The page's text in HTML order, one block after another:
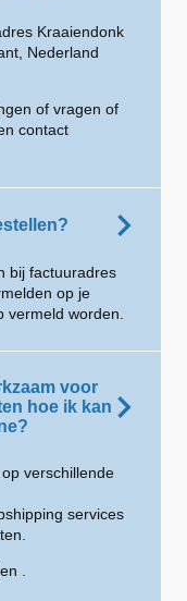
Kraaiendonk
Nederland
of vragen of
contact
bij factuuradres
op je
vermeld worden.
voor
hoe ik kan
verschillende
services
.